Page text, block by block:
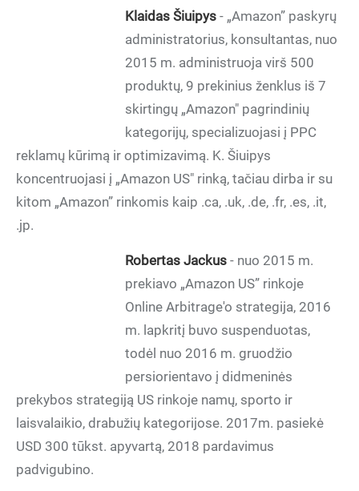
Klaidas Šiuipys - „Amazon” paskyrų
administratorius, konsultantas, nuo
2015 m. administruoja virš 500
produktų, 9 prekinius ženklus iš 7
skirtingų „Amazon" pagrindinių
kategorijų, specializuojasi į PPC
reklamų kūrimą ir optimizavimą. K. Šiuipys
koncentruojasi į „Amazon US" rinką, tačiau dirba ir su
kitom „Amazon” rinkomis kaip .ca, .uk, .de, .fr, .es, .it,
.jp.
Robertas Jackus - nuo 2015 m.
prekiavo „Amazon US” rinkoje
Online Arbitrage'o strategija, 2016
m. lapkritį buvo suspenduotas,
todėl nuo 2016 m. gruodžio
persiorientavo į didmeninės
prekybos strategiją US rinkoje namų, sporto ir
laisvalaikio, drabužių kategorijose. 2017m. pasiekė
USD 300 tūkst. apyvartą, 2018 pardavimus
padvigubino.